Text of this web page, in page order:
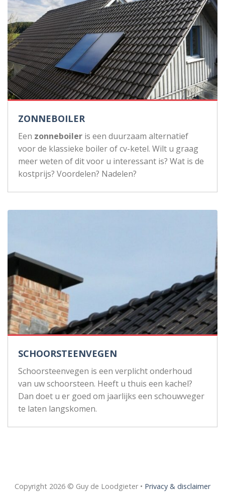
ZONNEBOILER
Een zonneboiler is een duurzaam alternatief
voor de klassieke boiler of cv-ketel. Wilt u graag
meer weten of dit voor u interessant is? Wat is de
kostprijs? Voordelen? Nadelen?
SCHOORSTEENVEGEN
Schoorsteenvegen is een verplicht onderhoud
van uw schoorsteen. Heeft u thuis een kachel?
Dan doet u er goed om jaarlijks een schouwveger
te laten langskomen.
Copyright 2026 © Guy de Loodgieter • Privacy & disclaimer